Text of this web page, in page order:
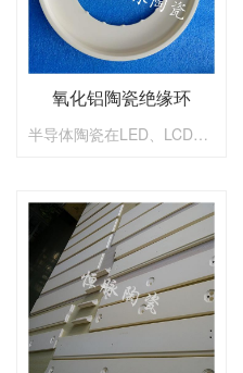
氧化铝陶瓷绝缘环
半导体陶瓷在LED、LCD、太阳能、蚀刻、沉积、液晶行Should be used: Semiconductor (LCD & LED) Material: 99.7% Alumina Material No: HMA-997 Gauge: 500mm